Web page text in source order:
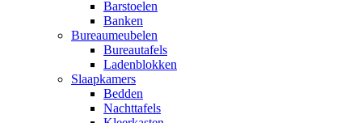
Barstoelen
Banken
Bureaumeubelen
Bureautafels
Ladenblokken
Slaapkamers
Bedden
Nachttafels